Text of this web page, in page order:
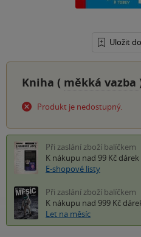
Uložit
Kniha ( měkká vazba
Produkt je nedostupný.
Při zaslání zboží balíčkem
K nákupu nad 99 Kč
E-shopové listy
Při zaslání zboží balíčkem
K nákupu nad 999 Kč
Let na měsíc